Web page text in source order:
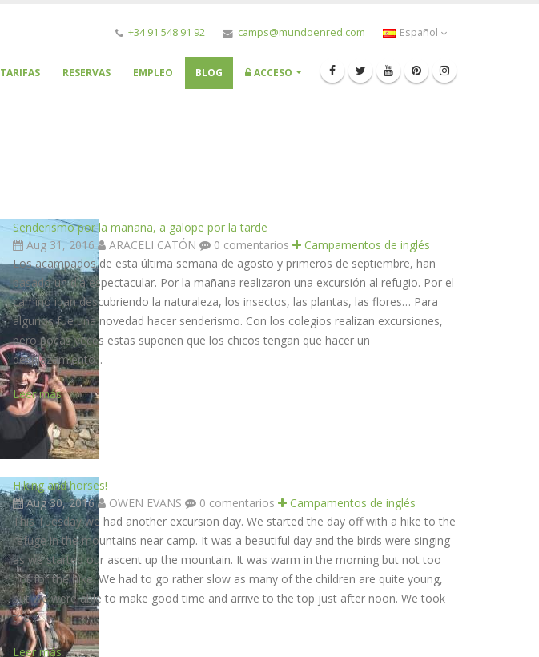
+34 91 548 91 92 camps@mundoenred.com Español
TARIFAS RESERVAS EMPLEO BLOG ACCESO
Senderismo por la mañana, a galope por la tarde
Aug 31, 2016
ARACELI CATÓN 0 comentarios
Campamentos de inglés
Los acampados de esta última semana de agosto y primeros de septiembre, han
pasado un día espectacular. Por la mañana realizaron una excursión al refugio. Por el
camino iban descubriendo la naturaleza, los insectos, las plantas, las flores… Para
algunos fue una novedad hacer senderismo. Con los colegios realizan excursiones,
pero pocas veces estas suponen que los chicos tengan que hacer un
desplazamiento...
Leer más
Hiking and horses!
Aug 30, 2016 OWEN EVANS 0 comentarios
Campamentos de inglés
This Tuesday we had another excursion day. We started the day off with a hike to the
refuge in the mountains near camp. It was a beautiful day and the birds were singing
as we started our ascent up the mountain. It was warm in the morning but not too
hot for the hike. We had to go rather slow as many of the children are quite young,
but we were able to make good time and arrive to the top just after noon. We took
the...
Leer más